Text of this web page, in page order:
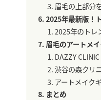
眉毛の上部分
2025年最新版！
2025年のトレ
眉毛のアートメ
DAZZY CLINIC
渋谷の森クリ
アートメイク
まとめ